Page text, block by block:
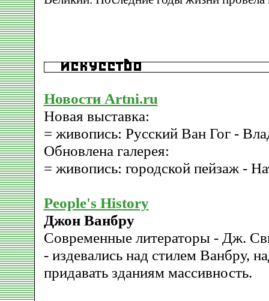
Новости Artni.ru
Новая выставка:
= живопись: Русский Ван Гог -
Обновлена галерея:
= живопись: городской пейзаж -
People's History
Джон Ванбру
Современные литераторы - Дж.
- издевались над стилем Ванбру,
придавать зданиям массивность.